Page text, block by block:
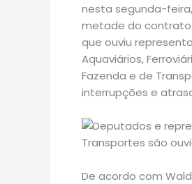
nesta segunda-
metade do contrato
que ouviu
Aquaviários,
Fazenda e de
interrupções e
De acordo com